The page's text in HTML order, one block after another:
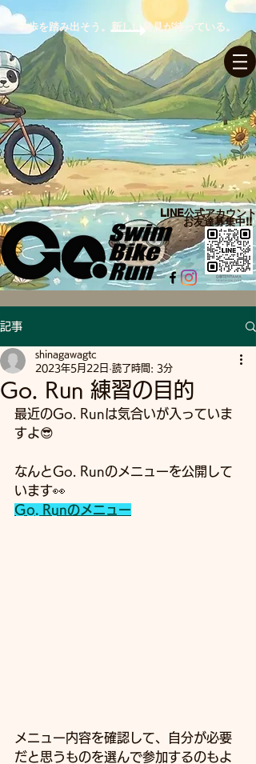
ログイン
一歩を踏み出そう。新しい発見が待っている。
LINE公式アカウント​
お友達募集中!!
記事
Go. Run 練習の目的
shinagawagtc
2023年5月22日 読了時間: 3分
最近のGo. Runは気合いが入っていま
すよ😎
なんとGo. Runのメニューを公開して
います👀
Go. Runのメニュー
メニュー内容を確認して、自分が必要
だと思うものを選んで参加するのもよ